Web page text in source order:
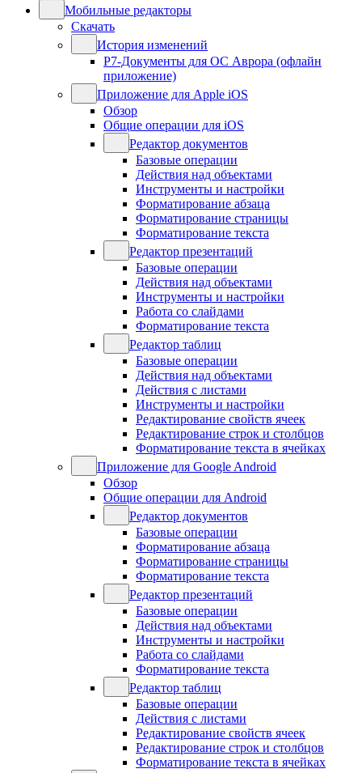
Мобильные редакторы
Скачать
История изменений
Р7-Документы для ОС Аврора (офлайн
приложение)
Приложение для Apple iOS
Обзор
Общие операции для iOS
Редактор документов
Базовые операции
Действия над объектами
Инструменты и настройки
Форматирование абзаца
Форматирование страницы
Форматирование текста
Редактор презентаций
Базовые операции
Действия над объектами
Инструменты и настройки
Работа со слайдами
Форматирование текста
Редактор таблиц
Базовые операции
Действия над объектами
Действия с листами
Инструменты и настройки
Редактирование свойств ячеек
Редактирование строк и столбцов
Форматирование текста в ячейках
Приложение для Google Android
Обзор
Общие операции для Android
Редактор документов
Базовые операции
Форматирование абзаца
Форматирование страницы
Форматирование текста
Редактор презентаций
Базовые операции
Действия над объектами
Инструменты и настройки
Работа со слайдами
Форматирование текста
Редактор таблиц
Базовые операции
Действия с листами
Редактирование свойств ячеек
Редактирование строк и столбцов
Форматирование текста в ячейках